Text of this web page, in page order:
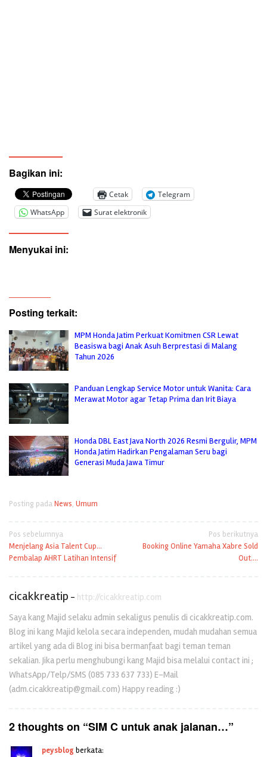
Bagikan ini:
Cetak
Telegram
WhatsApp
Surat elektronik
Menyukai ini:
Posting terkait:
MPM Honda Jatim Perkuat Komitmen CSR Lewat
Beasiswa bagi Anak Asuh Berprestasi di Malang
Tahun 2026
Panduan Lengkap Service Motor untuk Wanita: Cara
Merawat Motor agar Tetap Prima dan Irit Biaya
Honda DBL East Java North 2026 Resmi Bergulir, MPM
Honda Jatim Hadirkan Pengalaman Seru bagi
Generasi Muda Jawa Timur
Posting padaNews, Umum
Navigasi
pos
Pos sebelumnya
Menjelang Asia Talent Cup…
Pembalap AHRT Latihan Intensif
Pos berikutnya
Booking Online Yamaha Xabre Sold
Out….
cicakkreatip - http://cicakkreatip.com
Saya kang Majid selaku admin sekaligus penulis di cicakkreatip.com.
Blog ini kang Majid kelola secara independen, mudah mudahan semua
artikel yang ada di Blog ini bisa bermanfaat bagi teman teman
sekalian. Jika perlu menghubungi kang Majid bisa melalui contact ini ;
WhatsApp/Telp/SMS (085 733 637 733) E-Mail
(adm.cicakkreatip@gmail.com) Happy reading :)
2 thoughts on “SIM C untuk anak jalanan…”
peysblog berkata: